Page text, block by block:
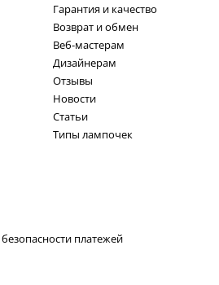
Гарантия и качество
Возврат и обмен
Веб-мастерам
Дизайнерам
Отзывы
Новости
Статьи
Типы лампочек
платежей